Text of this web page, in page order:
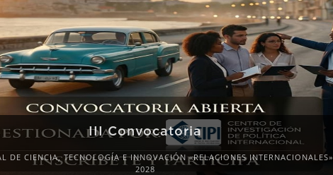
III Convocatoria
DE CIENCIA, TECNOLOGÍA E INNOVACIÓN «RELACIONES INTERNACIONALES»
2028